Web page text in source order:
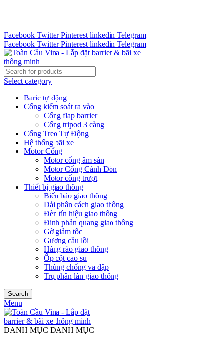
Facebook Twitter Pinterest linkedin Telegram
Facebook Twitter Pinterest linkedin Telegram
Select category
Barie tự động
Cổng kiểm soát ra vào
Cổng flap barrier
Cổng tripod 3 càng
Cổng Treo Tự Động
Hệ thống bãi xe
Motor Cổng
Motor cổng âm sàn
Motor Cổng Cánh Đòn
Motor cổng trượt
Thiết bị giao thông
Biển báo giao thông
Dải phân cách giao thông
Đèn tín hiệu giao thông
Đinh phản quang giao thông
Gờ giảm tốc
Gương cầu lồi
Hàng rào giao thông
Ốp cột cao su
Thùng chống va đập
Trụ phân làn giao thông
Search
Menu
DANH MỤC DANH MỤC